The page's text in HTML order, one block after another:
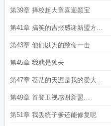
第39章 择校超大章喜迎颜宝
第41章 搞笑的吉报感谢新盟方寸
山
第43章 他们以为的致命一击
第45章 我就是独夫
第47章 苍茫的天涯是我的爱大大
章
第49章 首登卫视感谢新盟
NicholasZS
第51章 我丢统子爹还能修复呢